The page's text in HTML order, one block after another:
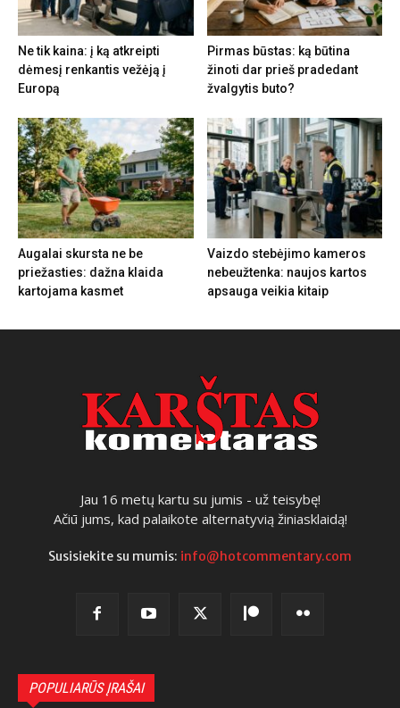
Ne tik kaina: į ką atkreipti
dėmesį renkantis vežėją į
Europą
Pirmas būstas: ką būtina
žinoti dar prieš pradedant
žvalgytis buto?
Augalai skursta ne be
priežasties: dažna klaida
kartojama kasmet
Vaizdo stebėjimo kameros
nebeužtenka: naujos kartos
apsauga veikia kitaip
Jau 16 metų kartu su jumis - už teisybę!
Ačiū jums, kad palaikote alternatyvią žiniasklaidą!
Susisiekite su mumis: info@hotcommentary.com
POPULIARŪS ĮRAŠAI